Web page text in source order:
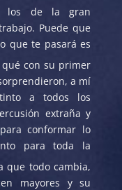
los de la gran
Puede que
que te pasará es
con su primer
a mí
a todos los
extraña y
conformar lo
para toda la
que todo cambia,
mayores y su